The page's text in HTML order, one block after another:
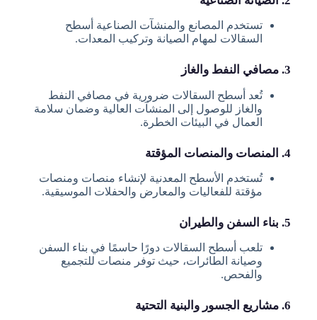
تستخدم المصانع والمنشآت الصناعية أسطح
السقالات لمهام الصيانة وتركيب المعدات.
3. مصافي النفط والغاز
تُعد أسطح السقالات ضرورية في مصافي النفط
والغاز للوصول إلى المنشآت العالية وضمان سلامة
العمال في البيئات الخطرة.
4. المنصات والمنصات المؤقتة
تُستخدم الأسطح المعدنية لإنشاء منصات ومنصات
مؤقتة للفعاليات والمعارض والحفلات الموسيقية.
5. بناء السفن والطيران
تلعب أسطح السقالات دورًا حاسمًا في بناء السفن
وصيانة الطائرات، حيث توفر منصات للتجميع
والفحص.
6. مشاريع الجسور والبنية التحتية